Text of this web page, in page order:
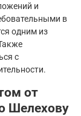
и
в
одним из
с
от
Шелехову